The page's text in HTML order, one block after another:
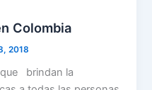
Colombia
2018
brindan la